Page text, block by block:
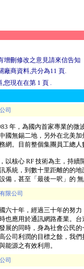
刪修改之意見請來信告知
廠商資料,共分為11 頁.
現在在第 1 頁 .
司
年，為國內首家專業的
國無錫二地，另外在北美
網。目前整個集團員工總人
以核心 RF 技術為主，持
系統，到數十里距離的的
備，甚至「最後一呎」的
限公司
六十年，經過三十年的努
也應用於通訊網路產業。
展的同時，身為社會公民
公司利潤的目標之餘，我
能源之有效利用。
司